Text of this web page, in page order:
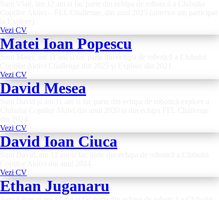
Vezi CV
Matei Ioan Popescu
Vezi CV
David Mesea
Vezi CV
David Ioan Ciuca
Vezi CV
Ethan Juganaru